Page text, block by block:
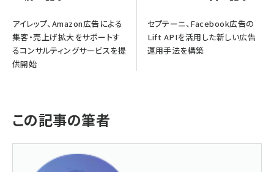
アイレップ、Amazon広告による
集客・売上げ拡大をサポートす
るコンサルティングサービスを提
供開始
セプテーニ、Facebook広告の
Lift APIを活用した新しい広告
運用手法を構築
この記事の筆者